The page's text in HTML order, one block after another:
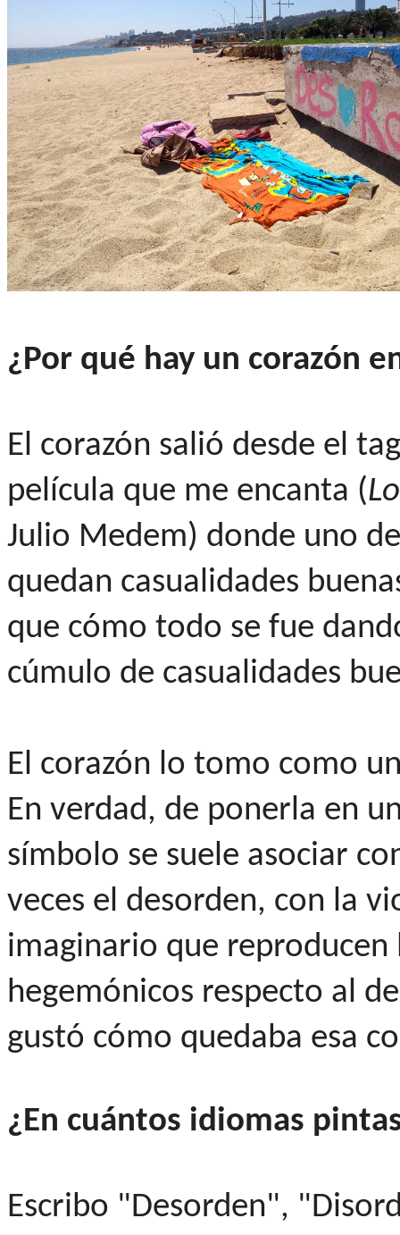
¿Por qué hay un corazón
El corazón salió desde el
película que me encanta (
Julio Medem) donde uno
quedan casualidades
que cómo todo se fue
cúmulo de casualidades
El corazón lo tomo como
En verdad, de ponerla en
símbolo se suele asociar
veces el desorden, con la
imaginario que
hegemónicos respecto al
gustó cómo quedaba esa
¿En cuántos idiomas
Escribo "Desorden",